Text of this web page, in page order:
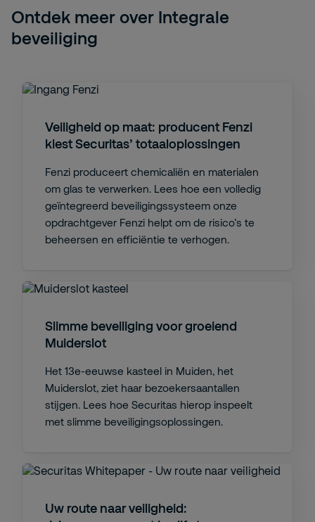
Ontdek meer over Integrale
beveiliging
Veiligheid op maat: producent Fenzi
kiest Securitas’ totaaloplossingen
Fenzi produceert chemicaliën en materialen
om glas te verwerken. Lees hoe een volledig
geïntegreerd beveiligingssysteem onze
opdrachtgever Fenzi helpt om de risico’s te
beheersen en efficiëntie te verhogen.
Slimme beveiliging voor groeiend
Muiderslot
Het 13e-eeuwse kasteel in Muiden, het
Muiderslot, ziet haar bezoekersaantallen
stijgen. Lees hoe Securitas hierop inspeelt
met slimme beveiligingsoplossingen.
Uw route naar veiligheid: